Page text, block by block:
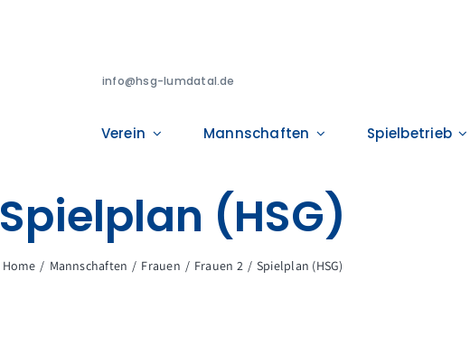
info@hsg-lumdatal.de
Verein Mannschaften Spielbetrieb
Spielplan (HSG)
Home Mannschaften Frauen Frauen 2 Spielplan (HSG)